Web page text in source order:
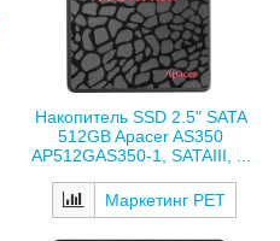
Накопитель SSD 2.5" SATA
512GB Apacer AS350
AP512GAS350-1, SATAIII, ...
Маркетинг РЕТ